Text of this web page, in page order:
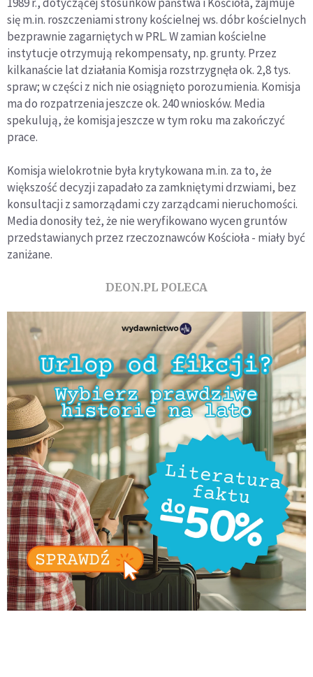
się m.in. roszczeniami strony kościelnej ws. dóbr kościelnych
bezprawnie zagarniętych w PRL. W zamian kościelne
instytucje otrzymują rekompensaty, np. grunty. Przez
kilkanaście lat działania Komisja rozstrzygnęła ok. 2,8 tys.
spraw; w części z nich nie osiągnięto porozumienia. Komisja
ma do rozpatrzenia jeszcze ok. 240 wniosków. Media
spekulują, że komisja jeszcze w tym roku ma zakończyć
prace.
Komisja wielokrotnie była krytykowana m.in. za to, że
większość decyzji zapadało za zamkniętymi drzwiami, bez
konsultacji z samorządami czy zarządcami nieruchomości.
Media donosiły też, że nie weryfikowano wycen gruntów
przedstawianych przez rzeczoznawców Kościoła - miały być
zaniżane.
DEON.PL POLECA